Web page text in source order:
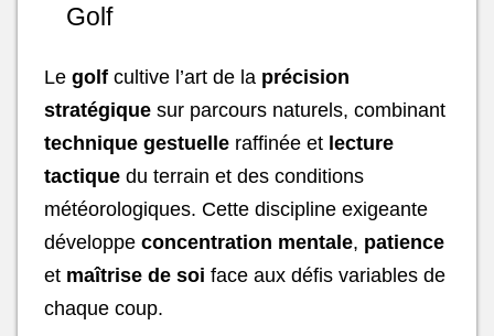
Golf
Le golf cultive l’art de la précision
stratégique sur parcours naturels, combinant
technique gestuelle raffinée et lecture
tactique du terrain et des conditions
météorologiques. Cette discipline exigeante
développe concentration mentale, patience
et maîtrise de soi face aux défis variables de
chaque coup.